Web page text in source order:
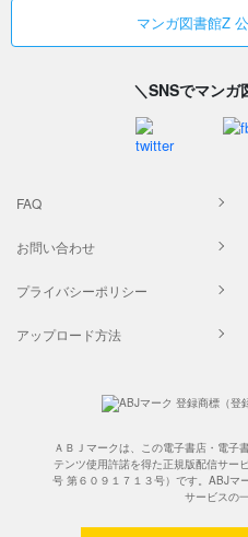
マンガ図書館Z
＼SNSでマンガ
FAQ
お問い合わせ
プライバシーポリシー
アップロード方法
ＡＢＪマークは、この電子書店・電子
テンツ使用許諾を得た正規版配信サー
号 第６０９１７１３号）です。ABJマ
サービスの